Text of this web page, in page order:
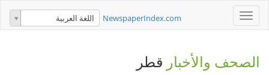
Toggle
navigation
NewspaperIndex.com اللغة العربية
الصحف والأخبار قطر